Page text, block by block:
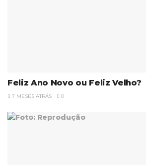
Feliz Ano Novo ou Feliz Velho?
7 MESES ATRÁS 0